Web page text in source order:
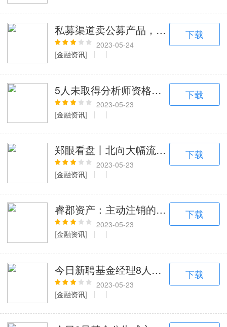
私募渠道卖公募产品，基金经理直呼“
2023-05-24
[金融资讯]
下载
5人未取得分析师资格却发研报，太平
2023-05-23
[金融资讯]
下载
郑眼看盘丨北向大幅流出，A股走跌
2023-05-23
[金融资讯]
下载
睿郡资产：主动注销的是睿郡投资，
2023-05-23
[金融资讯]
下载
今日新聘基金经理8人，离任1人
2023-05-23
[金融资讯]
下载